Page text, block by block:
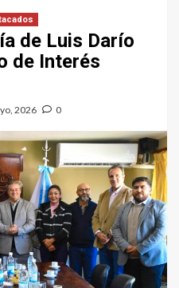
de Luis Darío
de Interés
2026 0